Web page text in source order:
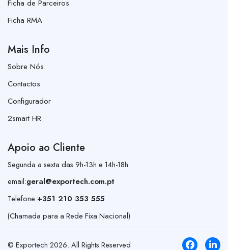
Ficha de Parceiros
Ficha RMA
Mais Info
Sobre Nós
Contactos
Configurador
2smart HR
Apoio ao Cliente
Segunda a sexta das 9h-13h e 14h-18h
email:geral@exportech.com.pt
Telefone:+351 210 353 555
(Chamada para a Rede Fixa Nacional)
© Exportech 2026. All Rights Reserved